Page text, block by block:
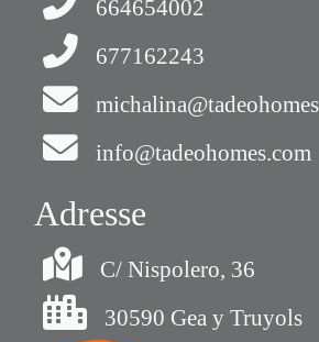
664654002
677162243
info@tadeohomes.com
Adresse
C/ Nispolero, 36
30590 Gea y Truyols